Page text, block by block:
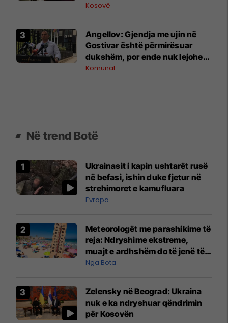
Kosovë
Angellov: Gjendja me ujin në
Gostivar është përmirësuar
dukshëm, por ende nuk lejohet
për pije
Komunat
Në trend Botë
Ukrainasit i kapin ushtarët rusë
në befasi, ishin duke fjetur në
strehimoret e kamufluara
Evropa
Meteorologët me parashikime të
reja: Ndryshime ekstreme,
muajt e ardhshëm do të jenë të
pazakontë
Nga Bota
Zelensky në Beograd: Ukraina
nuk e ka ndryshuar qëndrimin
për Kosovën